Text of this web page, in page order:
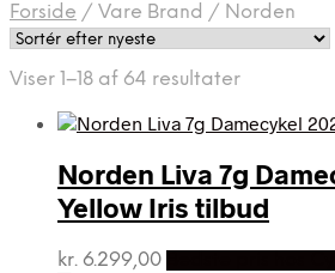
Forside / Vare Brand / Norden
Viser 1–18 af 64 resultaterSorteret
seneste
Norden Liva 7g
Yellow Iris tilbud
kr. 6.299,00